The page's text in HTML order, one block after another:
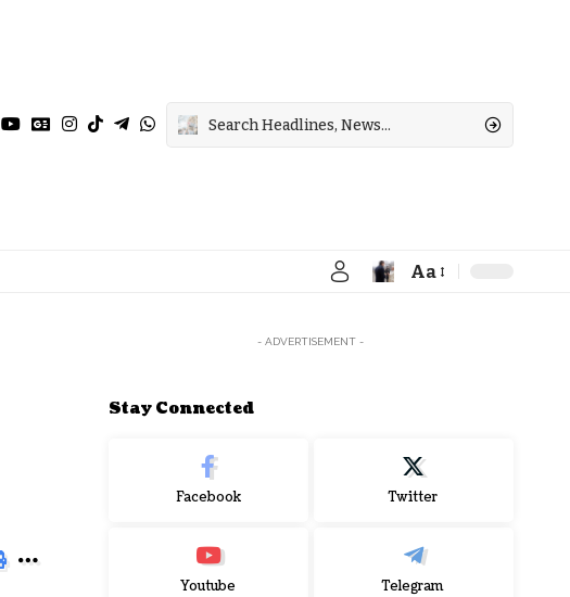
Font
Aa
- ADVERTISEMENT -
Stay Connected
Facebook Twitter
Youtube Telegram